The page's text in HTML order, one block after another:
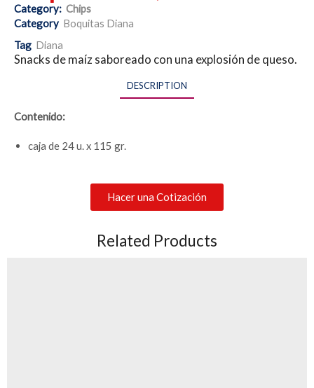
Category: Chips
Category Boquitas Diana
Tag Diana
Snacks de maíz saboreado con una explosión de queso.
DESCRIPTION
Contenido:
caja de 24 u. x 115 gr.
Hacer una Cotización
Related Products